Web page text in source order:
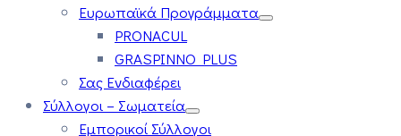
Ευρωπαϊκά Προγράμματα
PRONACUL
GRASPINNO PLUS
Σας Ενδιαφέρει
Σύλλογοι – Σωματεία
Εμπορικοί Σύλλογοι